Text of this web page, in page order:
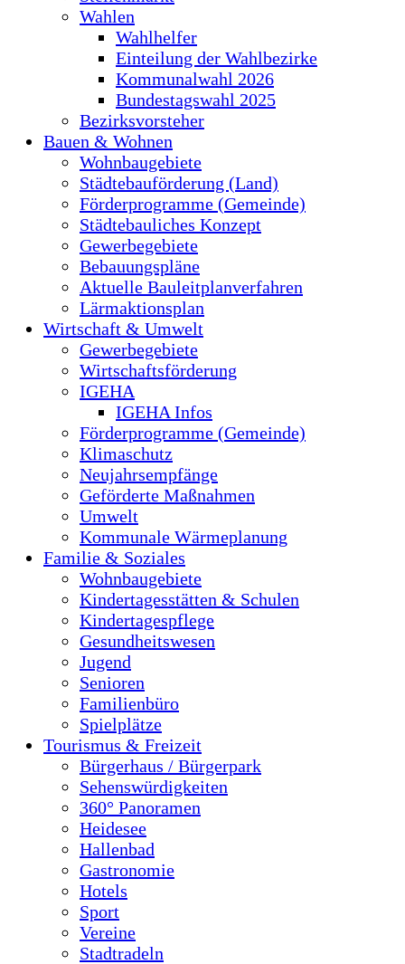
Wahlen
Wahlhelfer
Einteilung der Wahlbezirke
Kommunalwahl 2026
Bundestagswahl 2025
Bezirksvorsteher
Bauen & Wohnen
Wohnbaugebiete
Städtebauförderung (Land)
Förderprogramme (Gemeinde)
Städtebauliches Konzept
Gewerbegebiete
Bebauungspläne
Aktuelle Bauleitplanverfahren
Lärmaktionsplan
Wirtschaft & Umwelt
Gewerbegebiete
Wirtschaftsförderung
IGEHA
IGEHA Infos
Förderprogramme (Gemeinde)
Klimaschutz
Neujahrsempfänge
Geförderte Maßnahmen
Umwelt
Kommunale Wärmeplanung
Familie & Soziales
Wohnbaugebiete
Kindertagesstätten & Schulen
Kindertagespflege
Gesundheitswesen
Jugend
Senioren
Familienbüro
Spielplätze
Tourismus & Freizeit
Bürgerhaus / Bürgerpark
Sehenswürdigkeiten
360° Panoramen
Heidesee
Hallenbad
Gastronomie
Hotels
Sport
Vereine
Stadtradeln